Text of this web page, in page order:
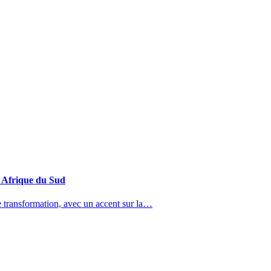
Afrique du Sud
transformation, avec un accent sur la…